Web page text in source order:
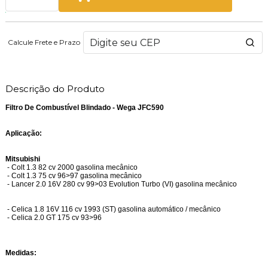
Calcule Frete e Prazo
Descrição do Produto
Filtro De Combustível Blindado - Wega JFC590
Aplicação:
Mitsubishi
- Colt 1.3 82 cv 2000 gasolina mecânico
- Colt 1.3 75 cv 96>97 gasolina mecânico
- Lancer 2.0 16V 280 cv 99>03 Evolution Turbo (VI) gasolina mecânico
- Celica 1.8 16V 116 cv 1993 (ST) gasolina automático / mecânico
- Celica 2.0 GT 175 cv 93>96
Medidas: